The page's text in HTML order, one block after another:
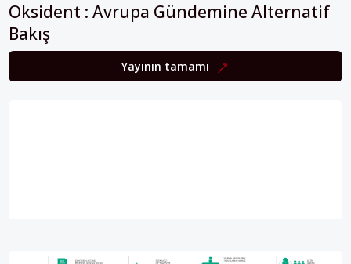
Oksident : Avrupa Gündemine Alternatif
Bakış
Yayının tamamı